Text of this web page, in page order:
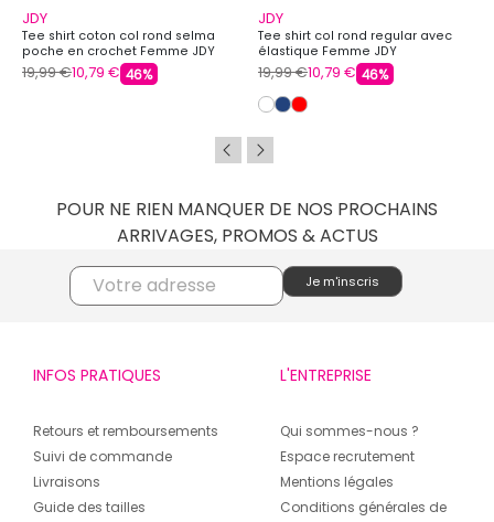
JDY
Tee shirt coton col rond selma
poche en crochet Femme JDY
19,99 €10,79 € 46%
JDY
Tee shirt col rond regular avec
élastique Femme JDY
19,99 €10,79 € 46%
POUR NE RIEN MANQUER DE NOS PROCHAINS
ARRIVAGES, PROMOS & ACTUS
INFOS PRATIQUES
Retours et remboursements
Suivi de commande
Livraisons
Guide des tailles
L'ENTREPRISE
Qui sommes-nous ?
Espace recrutement
Mentions légales
Conditions générales de